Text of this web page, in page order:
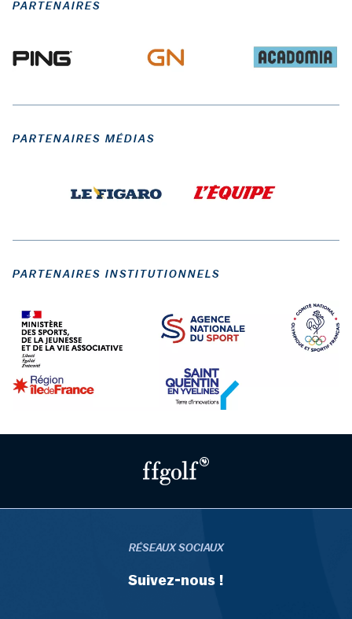
PARTENAIRES
PARTENAIRES MÉDIAS
PARTENAIRES INSTITUTIONNELS
RÉSEAUX SOCIAUX
Suivez-nous !